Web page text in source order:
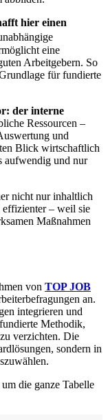
hier einen
eine
Arbeitgebern. So
für fundierte
der interne
Ressourcen –
und
Blick wirtschaftlich
aufwendig und nur
nicht nur inhaltlich
effizienter – weil sie
Maßnahmen
von TOP JOB
an.
integrieren und
Methodik,
verzichten. Die
sondern in
die ganze Tabelle